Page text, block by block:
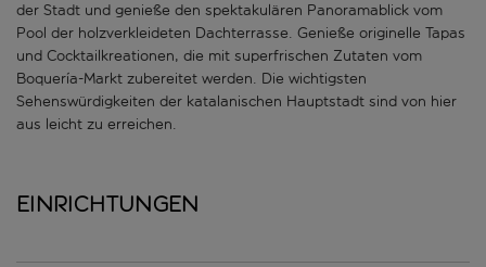
der Stadt und genieße den spektakulären Panoramablick vom
Pool der holzverkleideten Dachterrasse. Genieße originelle Tapas
und Cocktailkreationen, die mit superfrischen Zutaten vom
Boquería-Markt zubereitet werden. Die wichtigsten
Sehenswürdigkeiten der katalanischen Hauptstadt sind von hier
aus leicht zu erreichen.
Einrichtungen